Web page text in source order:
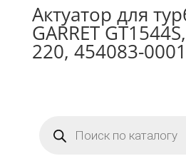
Актуатор для
GARRET
220, 454083-0001
товаров